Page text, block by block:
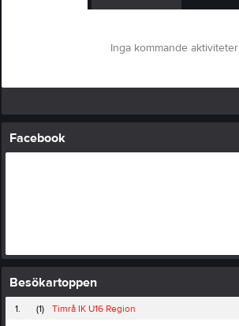
Inga kommande aktiviteter
Facebook
Besökartoppen
1. (1)
Timrå IK U16 Region